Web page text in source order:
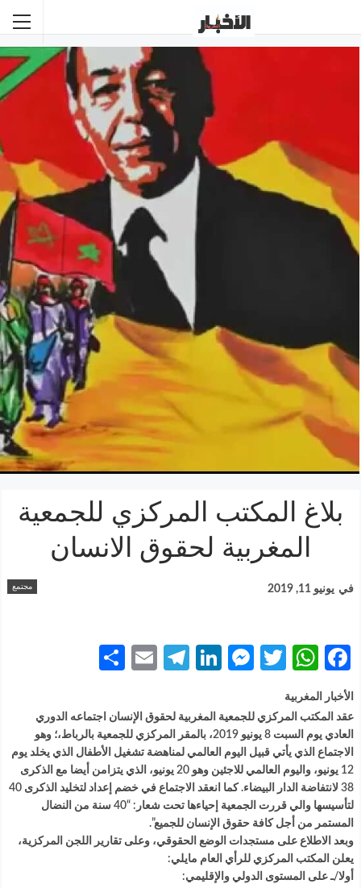
بلاغ المكتب المركزي للجمعية
المغربية لحقوق الانسان
مجتمع في يونيو 11, 2019
Facebook
WhatsApp
Twitter
Messenger
LinkedIn
Telegram
Email
الأخبار المغربية
عقد المكتب المركزي للجمعية المغربية لحقوق الإنسان اجتماعه الدوري
العادي يوم السبت 8 يونيو 2019، بالمقر المركزي للجمعية بالرباط،؛ وهو
الاجتماع الذي يأتي قبيل اليوم العالمي لمناهضة تشغيل الأطفال الذي يخلد يوم
12 يونيو، واليوم العالمي للاجئين وهو 20 يونيو، الذي يتزامن أيضا مع الذكرى
38 لانتفاضة الدار البيضاء. كما انعقد الاجتماع في خضم إعداد لتخليد الذكرى 40
لتأسيسها والي قررت الجمعية إحياءها تحت شعار: “40 سنة من النضال
المستمر من أجل كافة حقوق الإنسان للجميع”.
وبعد الاطلاع على مستجدات الوضع الحقوقي، وعلى تقارير اللجن المركزية،
يعلن المكتب المركزي للرأي العام مايلي:
أولا/ـ على المستوى الدولي والإقليمي: